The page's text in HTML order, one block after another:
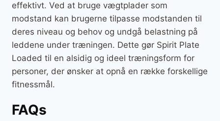
effektivt. Ved at bruge vægtplader som
modstand kan brugerne tilpasse modstanden til
deres niveau og behov og undgå belastning på
leddene under træningen. Dette gør Spirit Plate
Loaded til en alsidig og ideel træningsform for
personer, der ønsker at opnå en række forskellige
fitnessmål.
FAQs